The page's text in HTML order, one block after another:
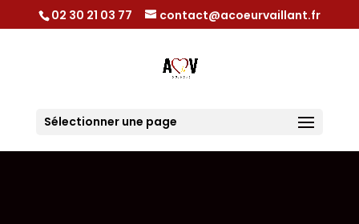
02 30 21 03 77 contact@acoeurvaillant.fr
Sélectionner une page